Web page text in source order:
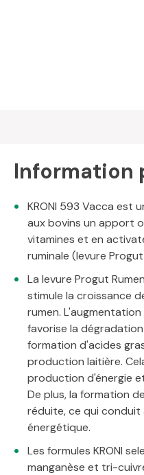
Information
KRONI 593 Vacca est
aux bovins un apport
vitamines et en
ruminale (levure Progut
La levure Progut
stimule la croissance
rumen.
favorise la
formation d'acides
production laitière.
production d'énergie
De plus, la formation
réduite, ce qui conduit
énergétique.
Les formules KRONI
manganèse et tri-